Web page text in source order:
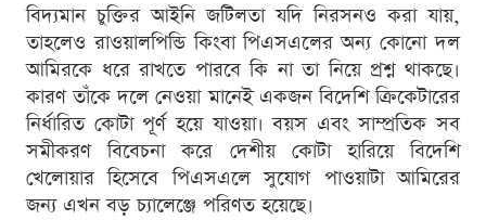
বিদ্যমান চুক্তির আইনি জটিলতা যদি নিরসনও করা যায়,
তাহলেও রাওয়ালপিন্ডি কিংবা পিএসএলের অন্য কোনো দল
আমিরকে ধরে রাখতে পারবে কি না তা নিয়ে প্রশ্ন থাকছে।
কারণ তাঁকে দলে নেওয়া মানেই একজন বিদেশি ক্রিকেটারের
নির্ধারিত কোটা পূর্ণ হয়ে যাওয়া। বয়স এবং সাম্প্রতিক সব
সমীকরণ বিবেচনা করে দেশীয় কোটা হারিয়ে বিদেশি
খেলোয়ার হিসেবে পিএসএলে সুযোগ পাওয়াটা আমিরের
জন্য এখন বড় চ্যালেঞ্জে পরিণত হয়েছে।